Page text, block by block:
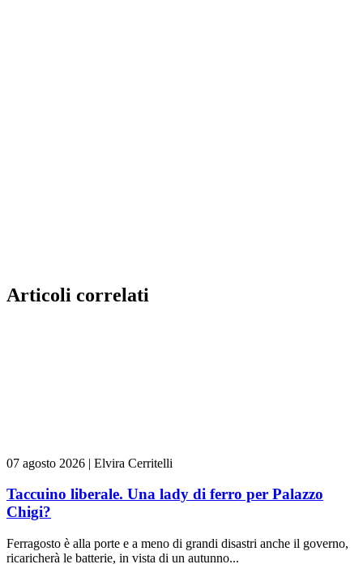
Articoli correlati
07 agosto 2026 | Elvira Cerritelli
Taccuino liberale. Una lady di ferro per Palazzo
Chigi?
Ferragosto è alla porte e a meno di grandi disastri anche il governo,
ricaricherà le batterie, in vista di un autunno...